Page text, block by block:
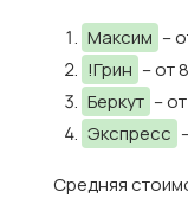
Максим –
!Грин – от
Беркут –
Экспресс
Средняя